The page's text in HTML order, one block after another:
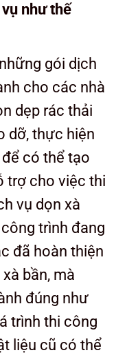
như thế
gói dịch
cho các nhà
dẹp rác thải
dỡ, thực hiện
có thể tạo
trợ cho việc thi
vụ dọn xà
trình đang
đã hoàn thiện
bần, mà
đúng như
trình thi công
liệu cũ có thể